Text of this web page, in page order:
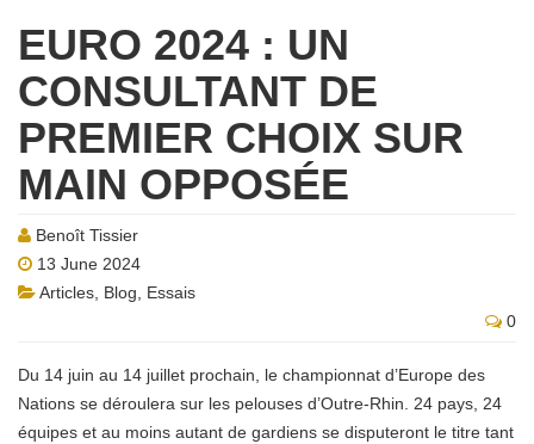
EURO 2024 : UN
CONSULTANT DE
PREMIER CHOIX SUR
MAIN OPPOSÉE
Benoît Tissier
13 June 2024
Articles Blog
Essais
0
Du 14 juin au 14 juillet prochain, le championnat d’Europe des
Nations se déroulera sur les pelouses d’Outre-Rhin. 24 pays, 24
équipes et au moins autant de gardiens se disputeront le titre tant